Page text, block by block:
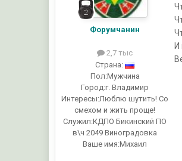
Форумчанин
2,7 тыс
Страна:
Пол:Мужчина
Город:г. Владимир
Интересы:Люблю шутить! Со
смехом и жить проще!
Служил:КДПО Бикинский ПО
в\ч 2049 Виноградовка
Ваше имя:Михаил
И